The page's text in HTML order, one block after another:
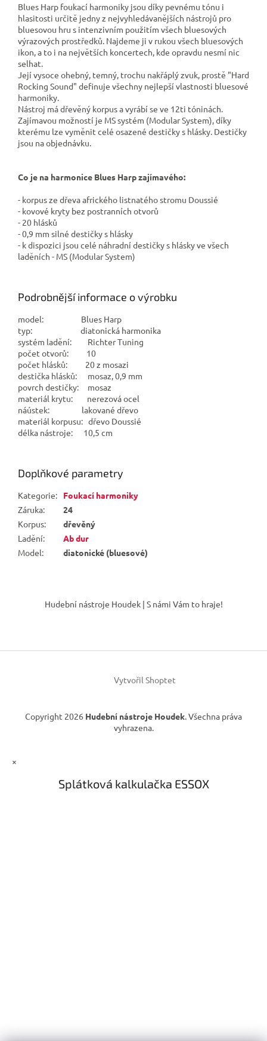
Blues Harp foukací harmoniky jsou díky pevnému tónu i
hlasitosti určitě jedny z nejvyhledávanějších nástrojů pro
bluesovou hru s intenzivním použitím všech bluesových
výrazových prostředků. Najdeme ji v rukou všech bluesových
ikon, a to i na největších koncertech, kde opravdu nesmí nic
selhat.
Její vysoce ohebný, temný, trochu nakřáplý zvuk, prostě "Hard
Rocking Sound" definuje všechny nejlepší vlastnosti bluesové
harmoniky.
Nástroj má dřevěný korpus a vyrábí se ve 12ti tóninách.
Zajímavou možností je MS systém (Modular System), díky
kterému lze vyměnit celé osazené destičky s hlásky. Destičky
jsou na objednávku.
Co je na harmonice Blues Harp zajímavého:
- korpus ze dřeva afrického listnatého stromu Doussié
- kovové kryty bez postranních otvorů
- 20 hlásků
- 0,9 mm silné destičky s hlásky
- k dispozici jsou celé náhradní destičky s hlásky ve všech
laděních - MS (Modular System)
Podrobnější informace o výrobku
model: Blues Harp
typ: diatonická harmonika
systém ladění: Richter Tuning
počet otvorů: 10
počet hlásků: 20 z mosazi
destička hlásků: mosaz, 0,9 mm
povrch destičky: mosaz
materiál krytu: nerezová ocel
náústek: lakované dřevo
materiál korpusu: dřevo Doussié
délka nástroje: 10,5 cm
Doplňkové parametry
Kategorie:
Foukací harmoniky
Záruka:
24
Korpus:
dřevěný
Ladění:
Ab dur
Model: diatonické (bluesové)
í
Hudební nástroje Houdek | S námi Vám to hraje!
Vytvořil Shoptet
Copyright 2026 Hudební nástroje Houdek. Všechna práva
vyhrazena.
×
Splátková kalkulačka ESSOX